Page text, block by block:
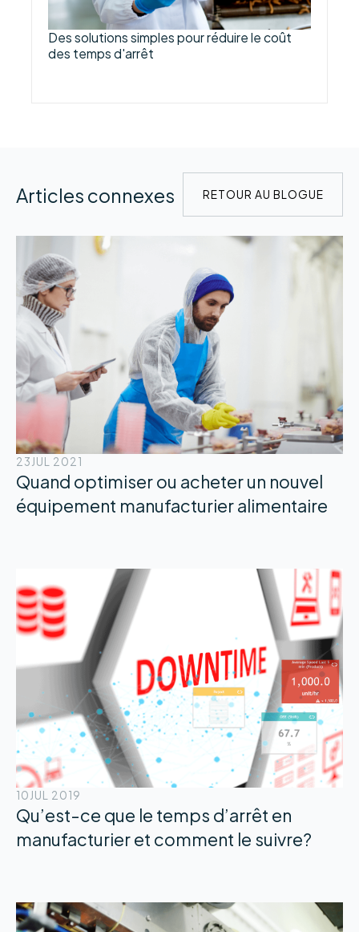
Des solutions simples pour réduire le coût
des temps d'arrêt
Articles connexes RETOUR AU BLOGUE
23 JUL 2021
Quand optimiser ou acheter un nouvel
équipement manufacturier alimentaire
10 JUL 2019
Qu’est-ce que le temps d’arrêt en
manufacturier et comment le suivre?